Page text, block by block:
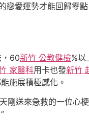
戀愛運勢才能回歸零
，60新竹 公教健檢%以
家醫科用卡也發新竹
施展積極感化。
剛送來急救的一位心